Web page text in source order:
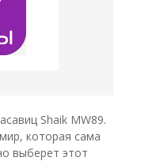
Shaik MW89.
которая сама
выберет этот